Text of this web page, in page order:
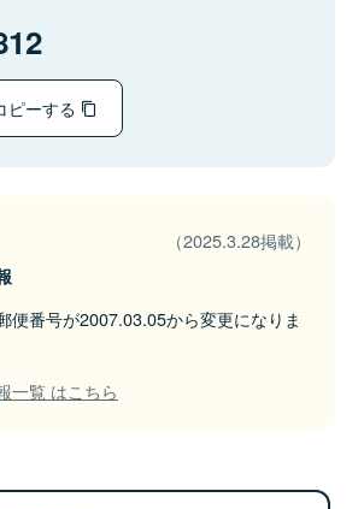
ピーする
（2025.3.28掲載）
便番号が2007.03.05から変更になりま
一覧 はこちら